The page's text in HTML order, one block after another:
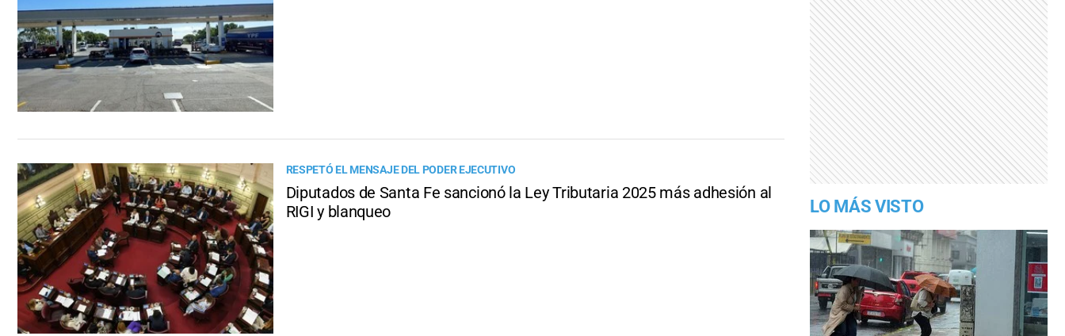
RESPETÓ EL MENSAJE DEL PODER EJECUTIVO
Diputados de Santa Fe sancionó la Ley Tributaria 2025 más adhesión al
RIGI y blanqueo
LO MÁS VISTO